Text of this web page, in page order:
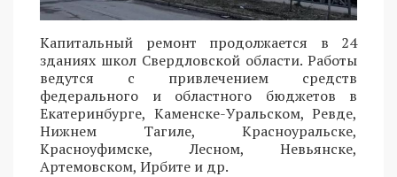
Капитальный ремонт продолжается в 24
зданиях школ Свердловской области. Работы
ведутся с привлечением средств
федерального и областного бюджетов в
Екатеринбурге, Каменске-Уральском, Ревде,
Нижнем Тагиле, Красноуральске,
Красноуфимске, Лесном, Невьянске,
Артемовском, Ирбите и др.